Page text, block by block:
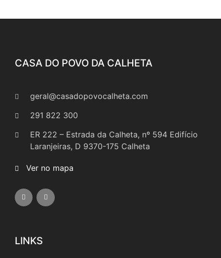
CASA DO POVO DA CALHETA
geral@casadopovocalheta.com
291 822 300
ER 222 – Estrada da Calheta, nº 594 Edifício
Laranjeiras, D 9370-175 Calheta
Ver no mapa
LINKS